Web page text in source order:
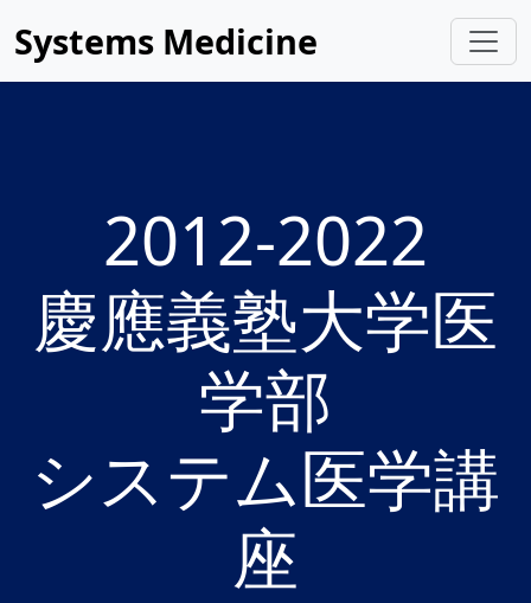
Systems Medicine
2012-2022
慶應義塾大学医
学部
システム医学講
座